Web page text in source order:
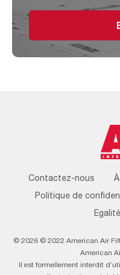
Contactez-nous
Politique de
© 2026 © 2022 American Air
American
Il est formellement interdit